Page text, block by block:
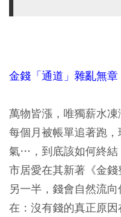
金錢「通道」雜亂無章
萬物皆漲，唯獨薪水
每個月被帳單追著跑
氣…，到底該如何終結
市居愛在其新著《金
另一半，錢會自然流
在：沒有錢的真正原